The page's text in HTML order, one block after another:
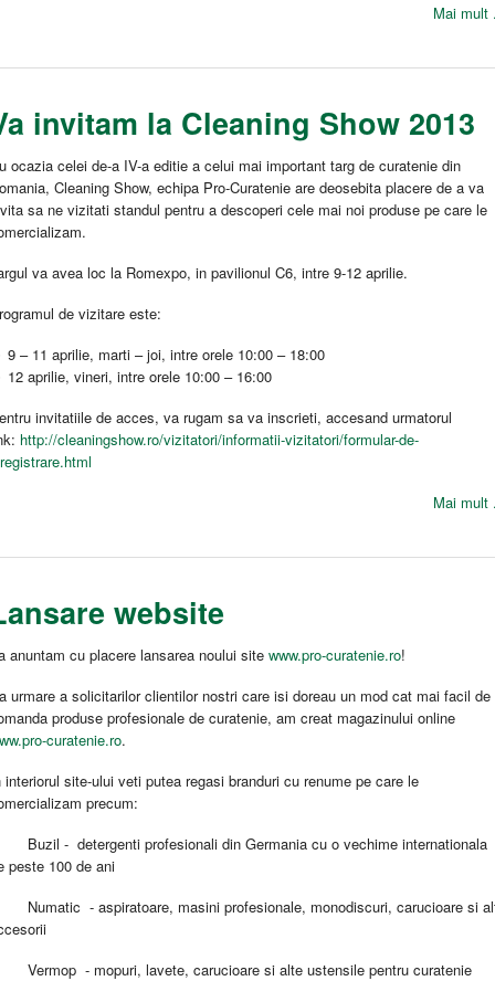
Mai mult
invitam la Cleaning Show 2013
ocazia celei de-a IV-a editie a celui mai important targ de curatenie din
Cleaning Show, echipa Pro-Curatenie are deosebita placere de a va
sa ne vizitati standul pentru a descoperi cele mai noi produse pe care le
va avea loc la Romexpo, in pavilionul C6, intre 9-12 aprilie.
de vizitare este:
– 11 aprilie, marti – joi, intre orele 10:00 – 18:00
aprilie, vineri, intre orele 10:00 – 16:00
invitatiile de acces, va rugam sa va inscrieti, accesand urmatorul
http://cleaningshow.ro/vizitatori/informatii-vizitatori/formular-de-
Mai mult
website
anuntam cu placere lansarea noului site www.pro-curatenie.ro!
urmare a solicitarilor clientilor nostri care isi doreau un mod cat mai facil de
produse profesionale de curatenie, am creat magazinului online
curatenie.ro.
interiorul site-ului veti putea regasi branduri cu renume pe care le
precum:
Buzil - detergenti profesionali din Germania cu o vechime internationala
peste 100 de ani
Numatic - aspiratoare, masini profesionale, monodiscuri, carucioare si
Vermop - mopuri, lavete, carucioare si alte ustensile pentru curatenie